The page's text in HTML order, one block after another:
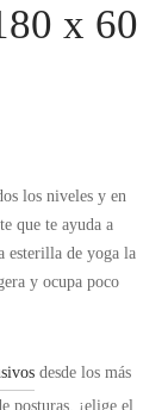
x 60
los niveles y en
que te ayuda a
esterilla de yoga la
y ocupa poco
desde los más
posturas, ¡elige el